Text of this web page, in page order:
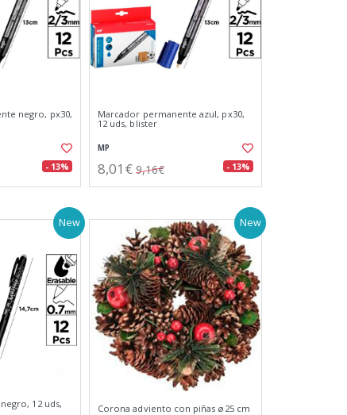
negro, px30,
- 13%
Marcador permanente azul, px30,
12 uds, blister
MP
8,01€ 9,16€ - 13%
New
12 uds,
New
Corona adviento con piñas ø25 cm